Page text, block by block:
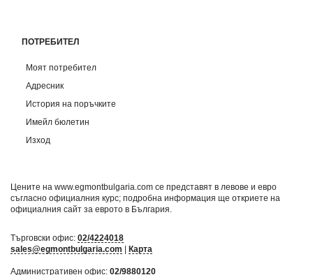
ПОТРЕБИТЕЛ
Моят потребител
Адресник
История на поръчките
Имейл бюлетин
Изход
Цените на www.egmontbulgaria.com се представят в левове и евро
съгласно официалния курс; подробна информация ще откриете на
официалния сайт за еврото в България
Търговски офис: 02/4224018
sales@egmontbulgaria.com
Карта
Административен офис: 02/9880120